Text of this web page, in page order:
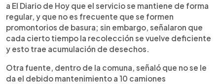
a El Diario de Hoy que el servicio se mantiene de forma
regular, y que no es frecuente que se formen
promontorios de basura; sin embargo, señalaron que
cada cierto tiempo la recolección se vuelve deficiente
y esto trae acumulación de desechos.
Otra fuente, dentro de la comuna, señaló que no se le
da el debido mantenimiento a 10 camiones